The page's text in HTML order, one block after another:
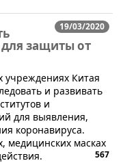
19/03/2020
защиты от
учреждениях Китая
и развивать
и
для выявления,
коронавируса.
медицинских масках
567